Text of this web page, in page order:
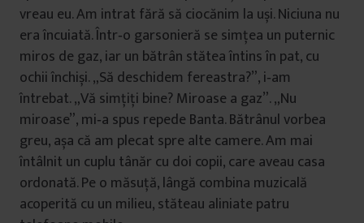
vreau eu. Am intrat fără să ciocănim la uși. Niciuna nu
era încuiată. Într‑o garsonieră se simțea un puternic
miros de gaz, iar un bătrân stătea întins în pat, cu
ochii închiși. „Să deschidem fereastra?”, i‑am
întrebat. „Vă simțiți bine? Miroase a gaz”. „Nu
miroase”, mi‑a spus repede Banta. Bătrânul vorbea
greu, așa că am plecat spre alte camere. Am mai
întâlnit un cuplu tânăr cu doi copii, care aveau casa
ordonată. Pe o măsuță, lângă combina muzicală
acoperită cu un milieu, stăteau aliniate patru